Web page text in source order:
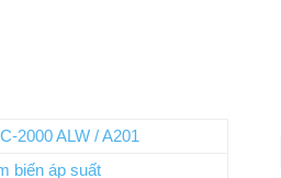
2000 ALW / A201
biến áp suất